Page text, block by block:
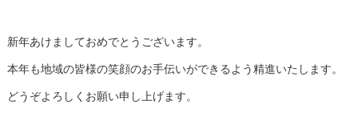
新年あけましておめでとうございます。
本年も地域の皆様の笑顔のお手伝いができるよう精進いたします。
どうぞよろしくお願い申し上げます。